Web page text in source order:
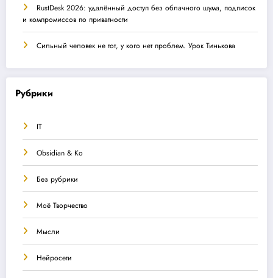
RustDesk 2026: удалённый доступ без облачного шума, подписок
и компромиссов по приватности
Сильный человек не тот, у кого нет проблем. Урок Тинькова
Рубрики
IT
Obsidian & Ко
Без рубрики
Моё Творчество
Мысли
Нейросети